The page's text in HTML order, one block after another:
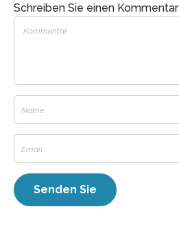
Schreiben Sie einen Kommentar